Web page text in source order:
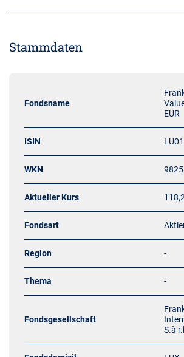
Stammdaten
Fondsname
EUR
ISIN
WKN
Aktueller Kurs
Fondsart
Region -
Thema -
Fondsgesellschaft
S.à